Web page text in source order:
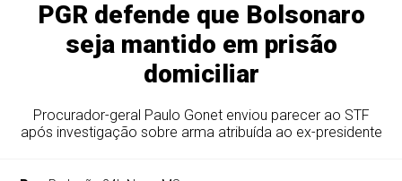
PGR defende que Bolsonaro
seja mantido em prisão
domiciliar
Procurador-geral Paulo Gonet enviou parecer ao STF
após investigação sobre arma atribuída ao ex-presidente